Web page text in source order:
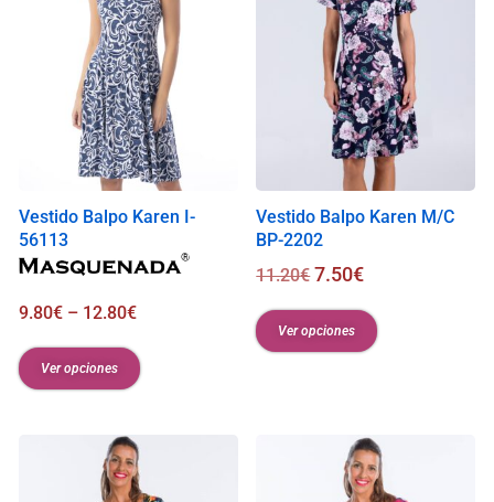
Vestido Balpo Karen I-
56113
9.80€ – 12.80€
Ver opciones
Vestido Balpo Karen M/C
BP-2202
11.20€ 7.50€
Ver opciones